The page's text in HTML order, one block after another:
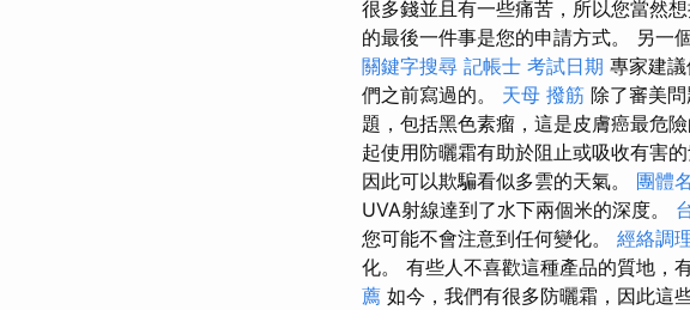
很多錢並且有一些痛苦，所以您當然
的最後一件事是您的申請方式。 另一
關鍵字搜尋 記帳士 考試日期 專家建
們之前寫過的。 天母 撥筋 除了審美
題，包括黑色素瘤，這是皮膚癌最危險
起使用防曬霜有助於阻止或吸收有害
因此可以欺騙看似多雲的天氣。 團體
UVA射線達到了水下兩個米的深度。
您可能不會注意到任何變化。 經絡調
化。 有些人不喜歡這種產品的質地，
薦 如今，我們有很多防曬霜，因此這